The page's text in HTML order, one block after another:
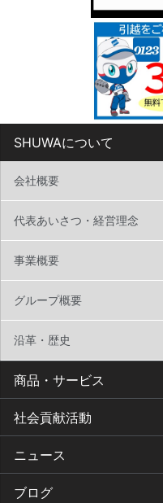
SHUWAについて
会社概要
代表あいさつ・経営理念
事業概要
グループ概要
沿革・歴史
商品・サービス
社会貢献活動
ニュース
ブログ